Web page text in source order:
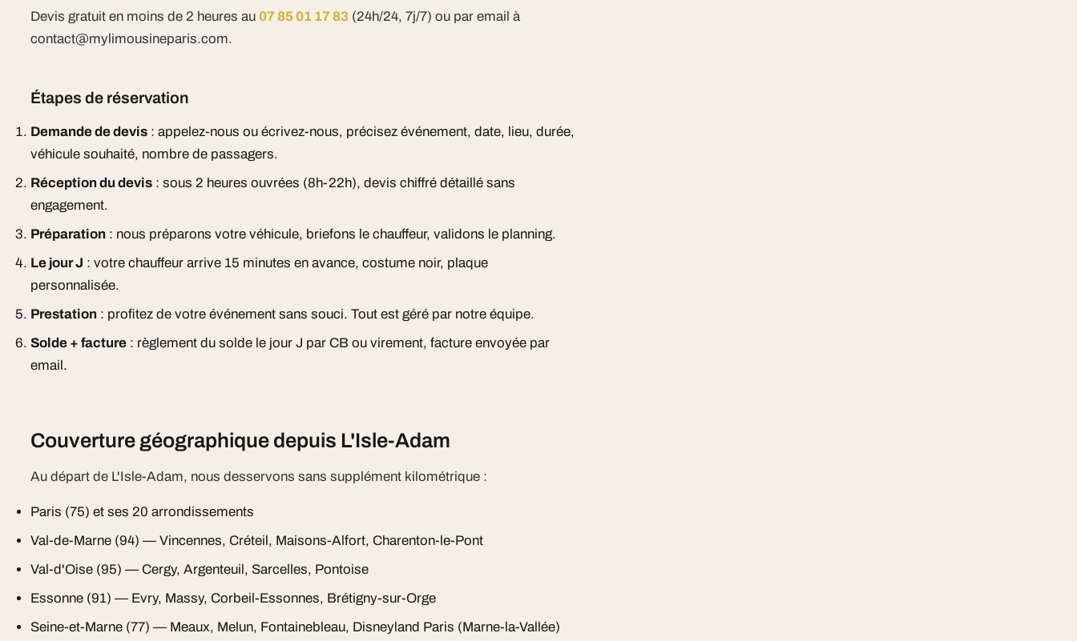
Devis gratuit en moins de 2 heures au07 85 01 17 83 (24h/24, 7j/7) ou par email à
contact@mylimousineparis.com.
Étapes de réservation
Demande de devis : appelez-nous ou écrivez-nous, précisez événement, date, lieu, durée,
véhicule souhaité, nombre de passagers.
Réception du devis : sous 2 heures ouvrées (8h-22h), devis chiffré détaillé sans
engagement.
Préparation : nous préparons votre véhicule, briefons le chauffeur, validons le planning.
Le jour J : votre chauffeur arrive 15 minutes en avance, costume noir, plaque
personnalisée.
Prestation : profitez de votre événement sans souci. Tout est géré par notre équipe.
Solde + facture : règlement du solde le jour J par CB ou virement, facture envoyée par
email.
Couverture géographique depuis L'Isle-Adam
Au départ de L'Isle-Adam, nous desservons sans supplément kilométrique :
Paris (75) et ses 20 arrondissements
Val-de-Marne (94) — Vincennes, Créteil, Maisons-Alfort, Charenton-le-Pont
Val-d'Oise (95) — Cergy, Argenteuil, Sarcelles, Pontoise
Essonne (91) — Evry, Massy, Corbeil-Essonnes, Brétigny-sur-Orge
Seine-et-Marne (77) — Meaux, Melun, Fontainebleau, Disneyland Paris (Marne-la-Vallée)